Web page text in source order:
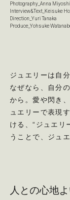
Photography_Anna
Interview&Text_Keisuke
Direction_Yuri Tanaka
Produce_Yohsuke
ジュエリーは自
なぜなら、自分
から。愛や閃き
ュエリーで表現
ける、“ジュエリ
うことで、ジュ
人との心地